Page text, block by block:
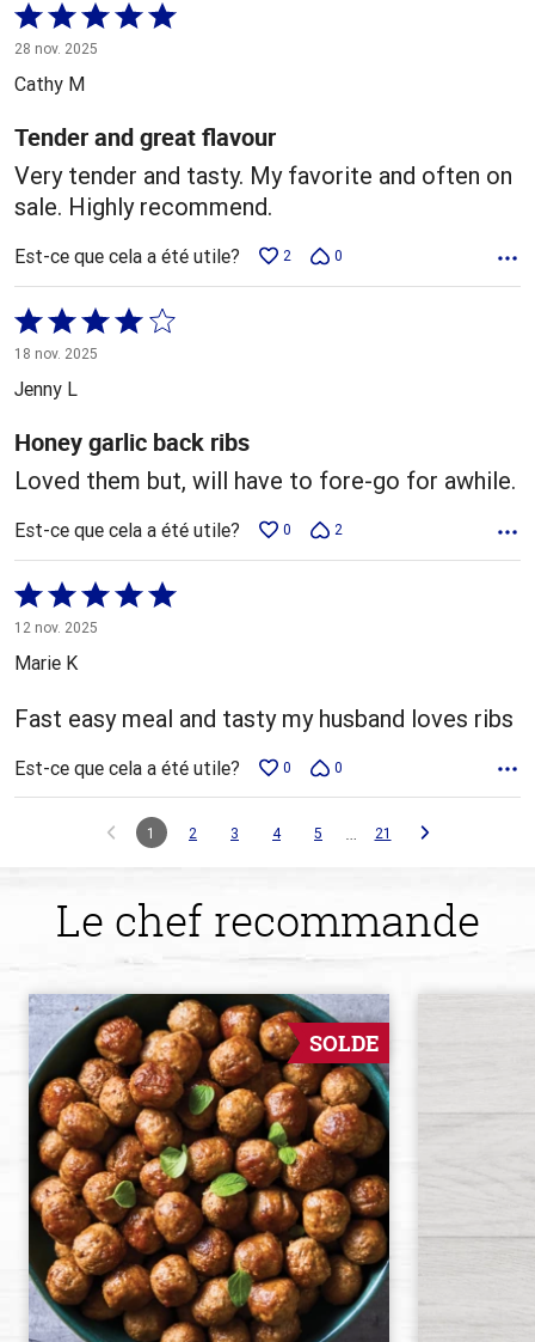
Coté
5 sur
5
28 nov. 2025
Cathy M
Tender and great flavour
Very tender and tasty. My favorite and often on
sale. Highly recommend.
Est-ce que cela a été utile? 2 0
Coté
4 sur
5
18 nov. 2025
Jenny L
Honey garlic back ribs
Loved them but, will have to fore-go for awhile.
Est-ce que cela a été utile? 0 2
Coté
5 sur
5
12 nov. 2025
Marie K
Fast easy meal and tasty my husband loves ribs
Est-ce que cela a été utile? 0 0
1 2 3 4 5 … 21
Le chef recommande
SOLDE